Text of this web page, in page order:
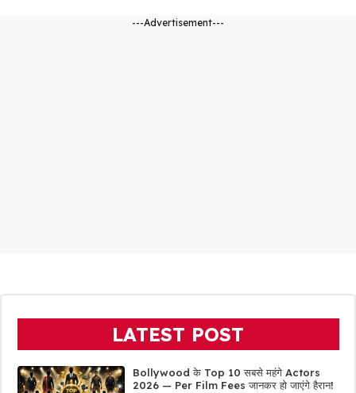
---Advertisement---
LATEST POST
Bollywood के Top 10 सबसे महंगे Actors
2026 — Per Film Fees जानकर हो जाएंगे हैरान!